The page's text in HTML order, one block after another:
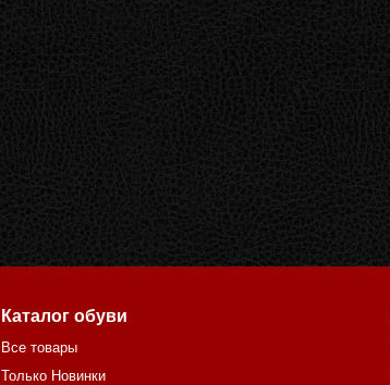
Каталог обуви
Все товары
Только Новинки